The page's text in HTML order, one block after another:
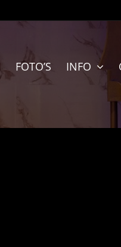
FOTO’S INFO